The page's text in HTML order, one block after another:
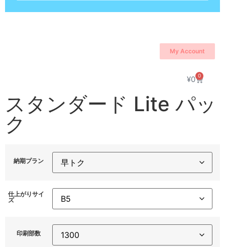
My Account
¥0 0
スタンダード Lite パッ
ク
納期プラン
仕上がりサイ
ズ
印刷部数